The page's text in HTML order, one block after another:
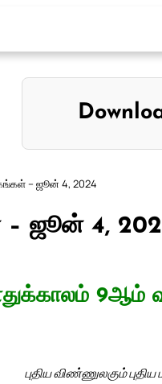
– ஜூன் 4, 2024
– ஜூன் 4,
9ஆம்
புதிய விண்ணுலகும்